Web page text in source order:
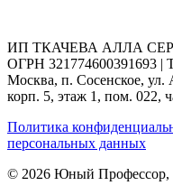
ИП ТКАЧЕВА АЛЛА
ОГРН 321774600391693 |
Москва, п. Сосенское,
корп. 5, этаж 1, пом. 022,
Политика
персональных данных
© 2026 Юный Профессор,